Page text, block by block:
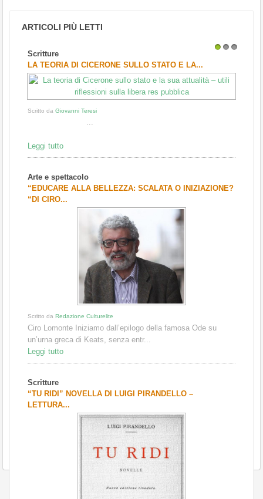
ARTICOLI PIÙ LETTI
Scritture
LA TEORIA DI CICERONE SULLO STATO E LA...
Scritto da Giovanni Teresi
...
Leggi tutto
Arte e spettacolo
“EDUCARE ALLA BELLEZZA: SCALATA O INIZIAZIONE?
“DI CIRO...
Scritto da Redazione Culturelite
Ciro Lomonte Iniziamo dall’epilogo della famosa Ode su
un’urna greca di Keats, senza entr...
Leggi tutto
Scritture
“TU RIDI” NOVELLA DI LUIGI PIRANDELLO –
LETTURA...